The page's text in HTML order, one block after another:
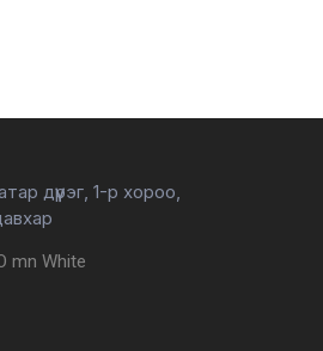
дүүрэг, 1-р хороо,